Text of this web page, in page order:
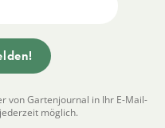
von Gartenjournal in Ihr E-Mail-
möglich.